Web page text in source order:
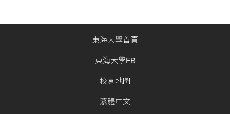
東海大學首頁
東海大學FB
校園地圖
繁體中文